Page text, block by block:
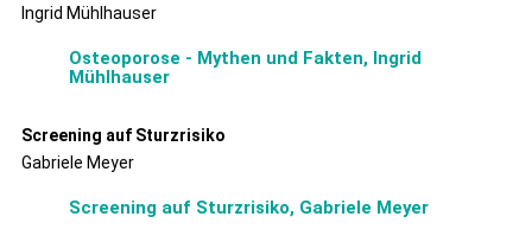
Ingrid Mühlhauser
Osteoporose - Mythen und Fakten, Ingrid
Mühlhauser
Screening auf Sturzrisiko
Gabriele Meyer
Screening auf Sturzrisiko, Gabriele Meyer